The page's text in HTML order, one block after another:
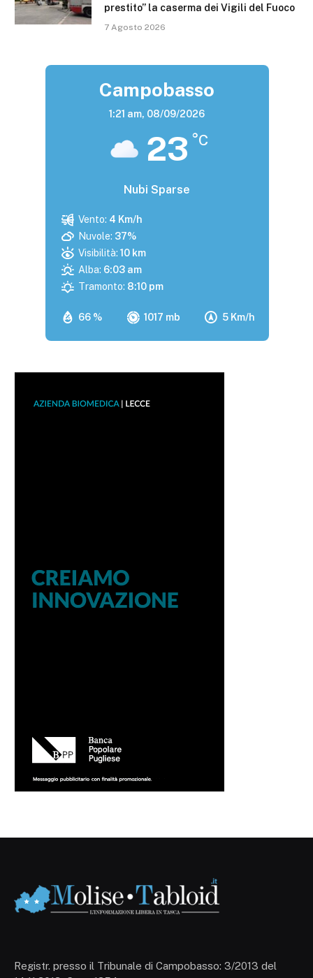
prestito” la caserma dei Vigili del Fuoco
7 Agosto 2026
Campobasso
1:21 am, 08/09/2026
23 °C
Nubi Sparse
66 % 1017 mb 5 Km/h
Vento: 4 Km/h
Nuvole: 37%
Visibilità: 10 km
Alba: 6:03 am
Tramonto: 8:10 pm
Registr. presso il Tribunale di Campobasso: 3/2013 del